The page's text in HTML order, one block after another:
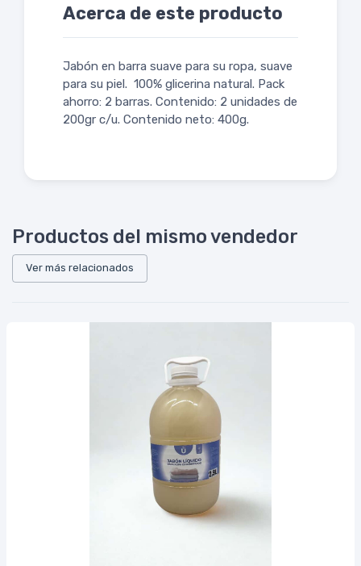
Acerca de este producto
Jabón en barra suave para su ropa, suave
para su piel. 100% glicerina natural. Pack
ahorro: 2 barras. Contenido: 2 unidades de
200gr c/u. Contenido neto: 400g.
Productos del mismo vendedor
Ver más relacionados